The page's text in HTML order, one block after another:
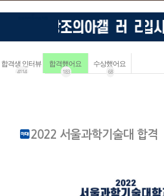
합격생 인터뷰
4114
합격했어요
183
수상했어요
68
2022 서울과학기술대 합격